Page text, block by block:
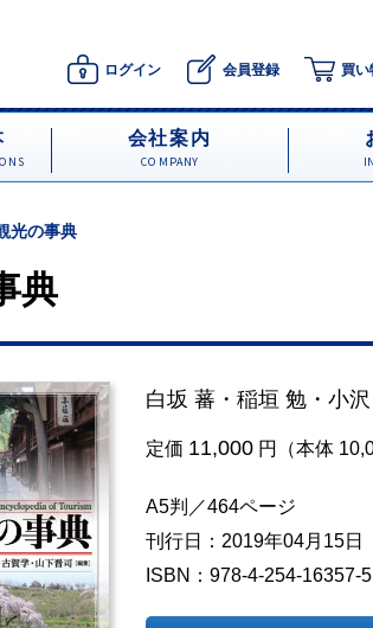
ログイン 会員登録 買い
会社案内
COMPANY
光の事典
典
白坂 蕃 ・ 稲垣 勉 ・ 小
定価 11,000 円（本体
A5判／464ページ
刊行日：2019年04月15日
ISBN：978-4-254-